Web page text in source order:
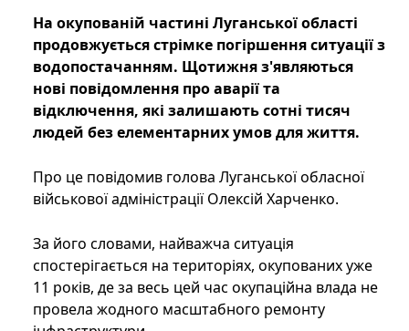
На окупованій частині Луганської області
продовжується стрімке погіршення ситуації з
водопостачанням. Щотижня з'являються
нові повідомлення про аварії та
відключення, які залишають сотні тисяч
людей без елементарних умов для життя.
Про це повідомив голова Луганської обласної
військової адміністрації Олексій Харченко.
За його словами, найважча ситуація
спостерігається на територіях, окупованих уже
11 років, де за весь цей час окупаційна влада не
провела жодного масштабного ремонту